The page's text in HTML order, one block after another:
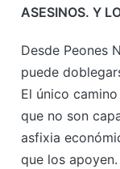
ASESINOS. Y
Desde Peones
puede
El único
que no son
asfixia
que los